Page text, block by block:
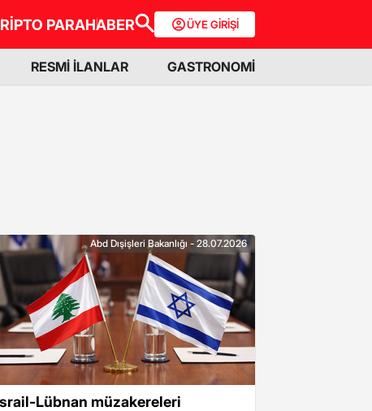
PARAHABER ÜYE GİRİŞİ
RESMİ İLANLAR GASTRONOMİ
Lübnan müzakereleri
Abd Dışişleri Bakanlığı - 28.07.2026